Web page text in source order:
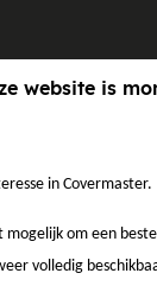
1,14 mm
website is
in Covermaster.
mogelijk om een
volledig